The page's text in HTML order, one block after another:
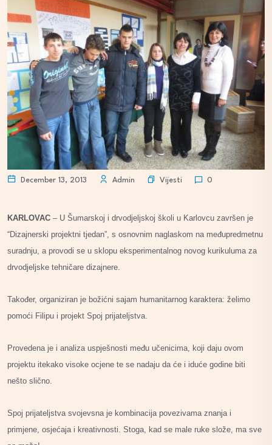
December 13, 2013 Admin Vijesti 0
KARLOVAC – U Šumarskoj i drvodjeljskoj školi u Karlovcu završen je
“Dizajnerski projektni tjedan”, s osnovnim naglaskom na međupredmetnu
suradnju, a provodi se u sklopu eksperimentalnog novog kurikuluma za
drvodjeljske tehničare dizajnere.
Također, organiziran je božićni sajam humanitarnog karaktera: želimo
pomoći Filipu i projekt Spoj prijateljstva.
Provedena je i analiza uspješnosti među učenicima, koji daju ovom
projektu itekako visoke ocjene te se nadaju da će i iduće godine biti
nešto slično.
Spoj prijateljstva svojevsna je kombinacija povezivama znanja i
primjene, osjećaja i kreativnosti. Stoga, kad se male ruke slože, ma sve